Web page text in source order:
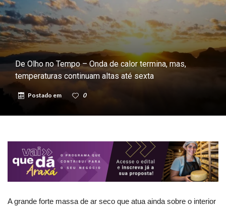
De Olho no Tempo – Onda de calor termina, mas,
temperaturas continuam altas até sexta
Postado em 0
A grande forte massa de ar seco que atua ainda sobre o interior